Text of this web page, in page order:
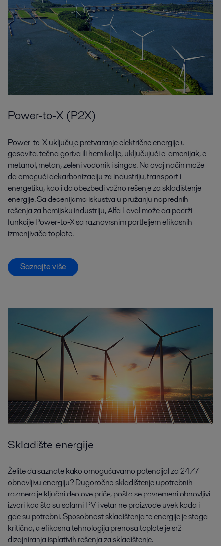
Power-to-X (P2X)
Power-to-X uključuje pretvaranje električne energije u
gasovita, tečna goriva ili hemikalije, uključujući e-amonijak, e-
metanol, metan, zeleni vodonik i singas. Na ovaj način može
da omogući dekarbonizaciju za industriju, transport i
energetiku, kao i da obezbedi važno rešenje za skladištenje
energije. Sa decenijama iskustva u pružanju naprednih
rešenja za hemijsku industriju, Alfa Laval može da podrži
funkcije Power-to-X sa raznovrsnim portfeljem efikasnih
izmenjivača toplote.
Saznajte više
Skladište energije
Želite da saznate kako omogućavamo potencijal za 24/7
obnovljivu energiju? Dugoročno skladištenje upotrebnih
razmera je ključni deo ove priče, pošto se povremeni obnovljivi
izvori kao što su solarni PV i vetar ne proizvode uvek kada i
gde su potrebni. Sposobnost skladištenja te energije je stoga
kritična, a efikasna tehnologija prenosa toplote je srž
dizajniranja isplativih rešenja za skladištenje.